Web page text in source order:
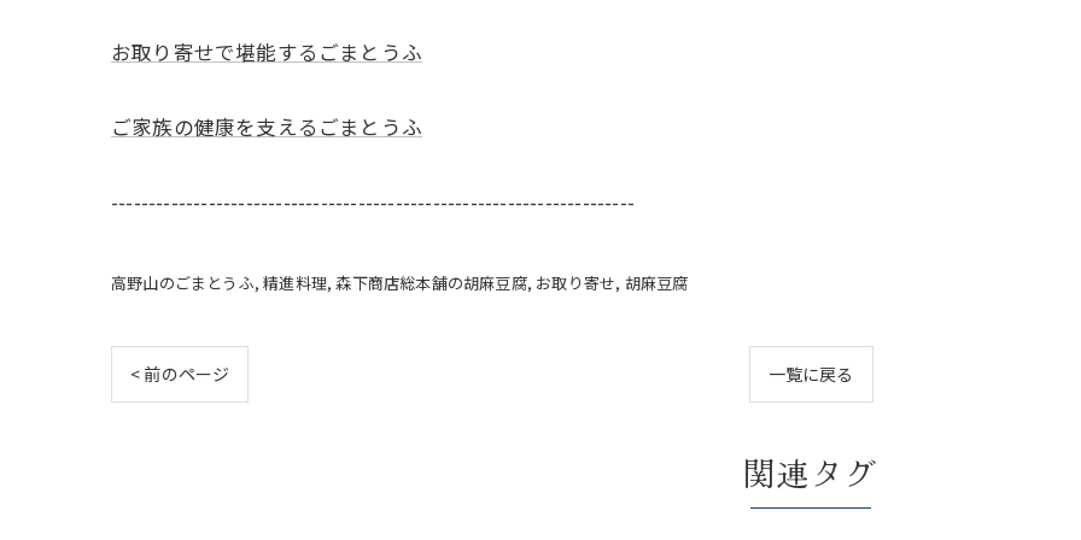
お取り寄せで堪能するごまとうふ
ご家族の健康を支えるごまとうふ
----------------------------------------------------------------------
高野山のごまとうふ 精進料理 森下商店総本舗の胡麻豆腐 お取り寄せ 胡麻豆腐
< 前のページ 一覧に戻る
関連タグ